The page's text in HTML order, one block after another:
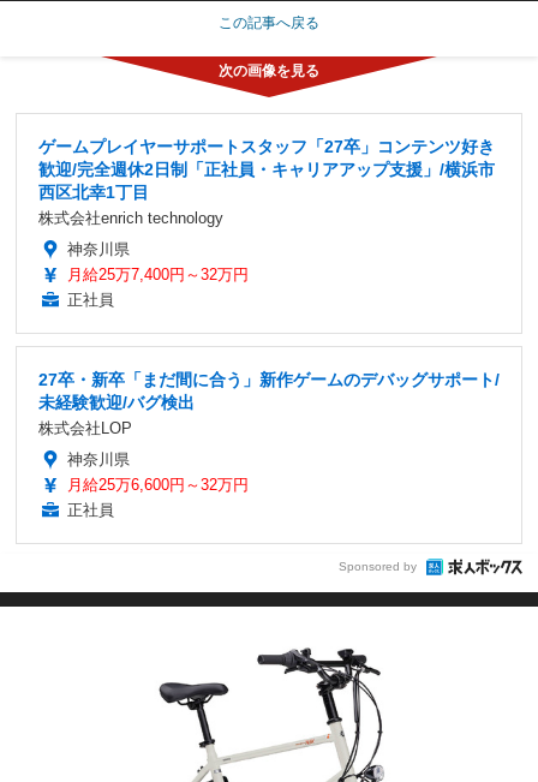
この記事へ戻る
ゲームプレイヤーサポートスタッフ「27卒」コンテンツ好き
歓迎/完全週休2日制「正社員・キャリアアップ支援」/横浜市
西区北幸1丁目
株式会社enrich technology
神奈川県
月給25万7,400円～32万円
正社員
27卒・新卒「まだ間に合う」新作ゲームのデバッグサポート/
未経験歓迎/バグ検出
株式会社LOP
神奈川県
月給25万6,600円～32万円
正社員
Sponsored by